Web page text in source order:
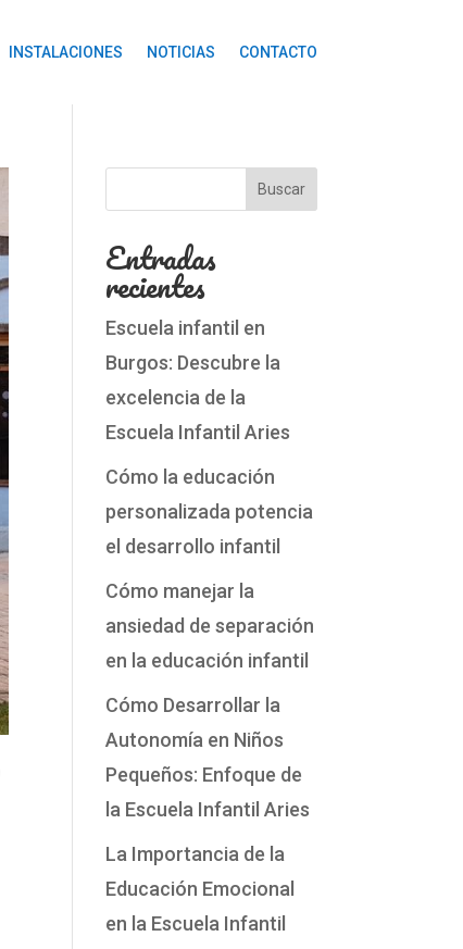
INSTALACIONES NOTICIAS CONTACTO
Buscar
Entradas
recientes
Escuela infantil en
Burgos: Descubre la
excelencia de la
Escuela Infantil Aries
Cómo la educación
personalizada potencia
el desarrollo infantil
Cómo manejar la
ansiedad de separación
en la educación infantil
Cómo Desarrollar la
Autonomía en Niños
Pequeños: Enfoque de
la Escuela Infantil Aries
La Importancia de la
Educación Emocional
en la Escuela Infantil